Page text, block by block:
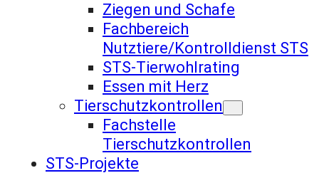
Ziegen und Schafe
Fachbereich
Nutztiere/Kontrolldienst STS
STS-Tierwohlrating
Essen mit Herz
Tierschutzkontrollen
Fachstelle
Tierschutzkontrollen
STS-Projekte